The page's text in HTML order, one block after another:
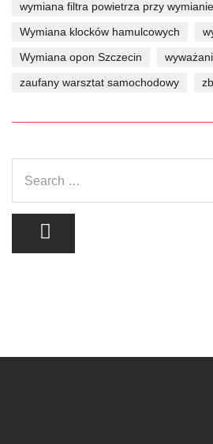
wymiana filtra powietrza przy
Wymiana klocków hamulcowych
Wymiana opon Szczecin
zaufany warsztat samochodowy